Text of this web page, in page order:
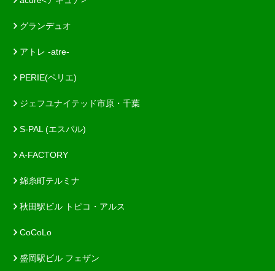
グランデュオ
アトレ -atre-
PERIE(ペリエ)
ジェフユナイテッド市原・千葉
S-PAL (エスパル)
A-FACTORY
錦糸町テルミナ
秋田駅ビル トピコ・アルス
CoCoLo
盛岡駅ビル フェザン